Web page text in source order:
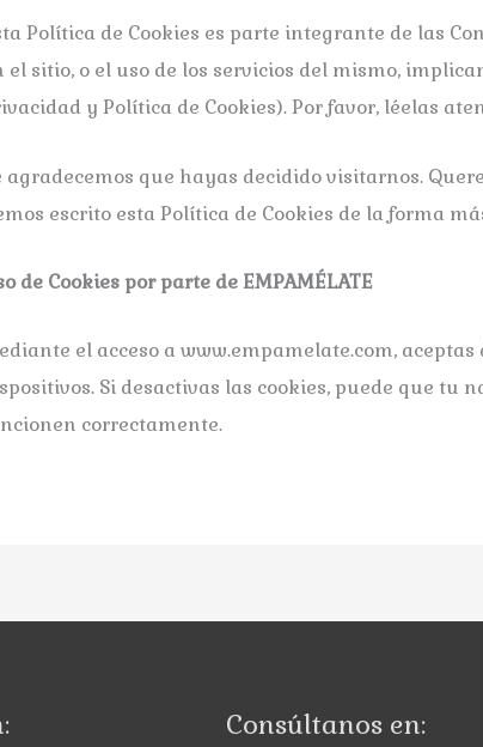
Política de Cookies es parte integrante de las
el sitio, o el uso de los servicios del mismo,
y Política de Cookies). Por favor, léelas
agradecemos que hayas decidido visitarnos.
escrito esta Política de Cookies de la forma
de Cookies por parte de EMPAMÉLATE
el acceso a www.empamelate.com,
Si desactivas las cookies, puede que
correctamente.
Consúltanos en: